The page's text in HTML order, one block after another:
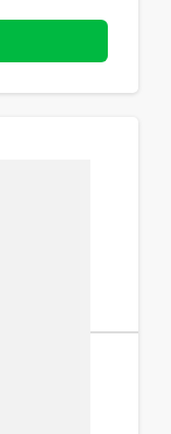
Cabello